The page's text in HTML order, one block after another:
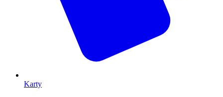
Karty